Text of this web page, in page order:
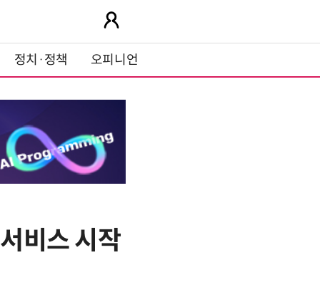
정치·정책 오피니언
비스 시작